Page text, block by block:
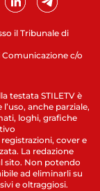
il Tribunale di
c/o
testata STILETV è
anche parziale,
loghi, grafiche
cover e
La redazione
sito. Non potendo
ad eliminarli su
e oltraggiosi.